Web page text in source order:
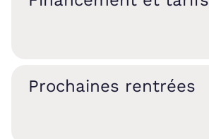
Prochaines rentrées